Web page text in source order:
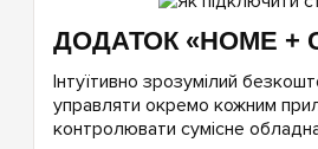
ДОДАТОК «HOME +
Інтуїтивно зрозумілий
управляти окремо кожним
контролювати сумісне